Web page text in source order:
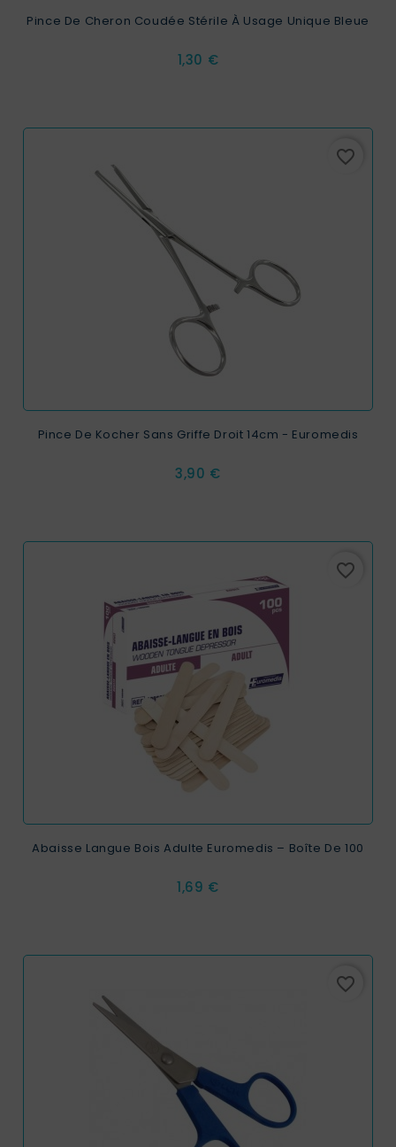
Pince De Cheron Coudée Stérile À Usage Unique Bleue
Prix
1,30 €
favorite_border
Pince De Kocher Sans Griffe Droit 14cm - Euromedis
Prix
3,90 €
favorite_border
Abaisse Langue Bois Adulte Euromedis – Boîte De 100
Prix
1,69 €
favorite_border